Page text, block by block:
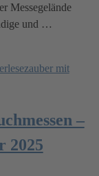
Messegelände
und …
–
2025